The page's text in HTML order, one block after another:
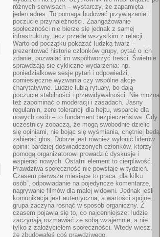
różnych serwisach – wystarczy, że zapamięta
jeden adres. To pomaga budować przywiązanie i
poczucie przynależności. Zaangażowanie
społeczności nie bierze się jednak z samej
infrastruktury, lecz przede wszystkim z relacji.
Warto od początku pokazać ludzką twarz –
prezentować historie członków grupy, pytać o ich
zdanie, pozwalać im współtworzyć treści. Świetnie
sprawdzają się cykliczne wydarzenia: np.
poniedziałkowe sesje pytań i odpowiedzi,
comiesięczne wyzwania czy wspólne akcje
charytatywne. Ludzie lubią rytuały, bo dają
poczucie stabilności i przewidywalności. Nie można
też zapominać o moderacji i zasadach. Jasny
regulamin, zero tolerancji dla hejtu, wsparcie dla
nowych osób – to fundament bezpieczeństwa. Gdy
uczestnicy zobaczą, że mogą swobodnie dzielić
się opiniami, nie bojąc się wyśmiania, chętniej będą
zabierać głos. Dobrze jest również wyłonić liderów
opinii: bardziej doświadczonych członków, którzy
pomogą organizatorowi prowadzić dyskusje i
wspierać nowych. Ostatni element to cierpliwość.
Prawdziwa społeczność nie powstaje w tydzień.
Czasem pierwsze miesiące to praca „dla kilku
osób”, odpowiadanie na pojedyncze komentarze,
nagrywanie filmów dla małej widowni. Jednak jeśli
komunikacja jest autentyczna, a wartości spójne,
grupa zaczyna rosnąć w sposób organiczny. Z
czasem pojawia się to, co najcenniejsze: ludzie
zaczynają rozmawiać ze sobą wzajemnie, a nie
tylko z założycielem społeczności. Wtedy wiesz,
że zbudowałeś coś prawdziwego.